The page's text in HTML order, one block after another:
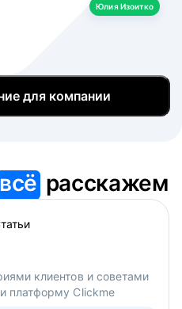
Юлия Изоитко
для компании
всё расскажем
клиентов и советами
платформу Clickme